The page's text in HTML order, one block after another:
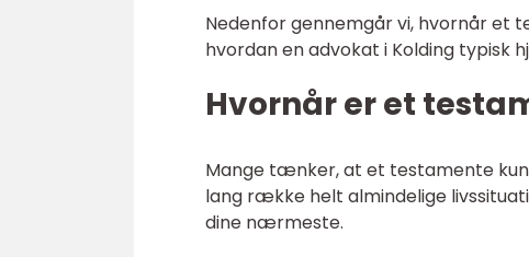
Nedenfor gennemgår vi, hvornår et
hvordan en advokat i Kolding typisk
Hvornår er et
Mange tænker, at et testamente
lang række helt almindelige
dine nærmeste.